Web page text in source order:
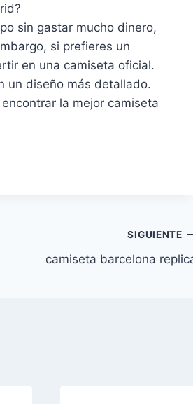
sin gastar mucho dinero,
si prefieres un
en una camiseta oficial.
un diseño más detallado.
la mejor camiseta
SIGUIENTE
camiseta barcelona